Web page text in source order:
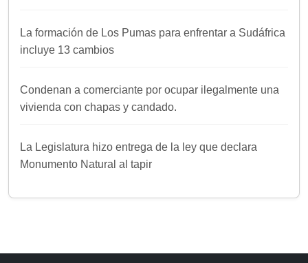
La formación de Los Pumas para enfrentar a Sudáfrica
incluye 13 cambios
Condenan a comerciante por ocupar ilegalmente una
vivienda con chapas y candado.
La Legislatura hizo entrega de la ley que declara
Monumento Natural al tapir